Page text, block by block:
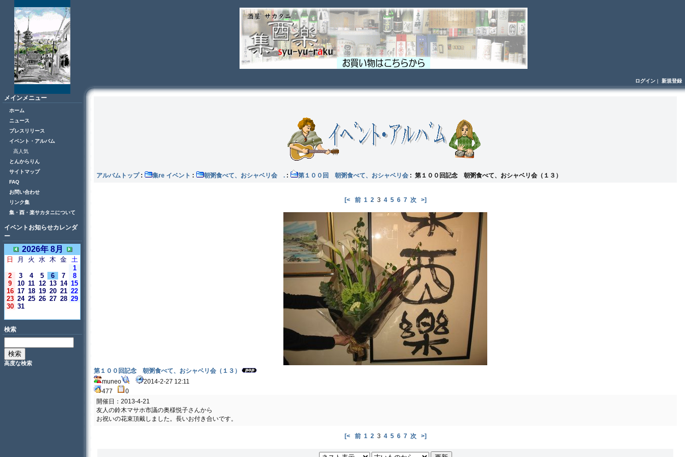
メインメニュー
ホーム
ニュース
プレスリリース
イベント・アルバム
高人気
とんからりん
サイトマップ
FAQ
お問い合わせ
リンク集
集・酉・楽サカタニについて
イベントお知らせカレンダ
ー
2026年 8月
日 月 火 水 木 金 土
1
2
3 4 5 6 7
8
9
10 11 12 13 14 15
16 17 18 19 20 21 22
23 24 25 26 27 28 29
30 31
検索
高度な検索
ログイン | 新規登録
アルバムトップ: 集re イベント : 朝粥食べて、おシャベリ会 . : 第１００回 朝粥食べて、おシャベリ会 : 第１００回記念 朝粥食べて、おシャベリ会（１３）
[< 前 1 23 4 5 6 7 次 >]
第１００回記念 朝粥食べて、おシャベリ会（１３）
muneo
2014-2-27 12:11
477
0
開催日：2013-4-21
友人の鈴木マサホ市議の奥様悦子さんから
お祝いの花束頂戴しました。長いお付き合いです。
[< 前 1 23 4 5 6 7 次 >]